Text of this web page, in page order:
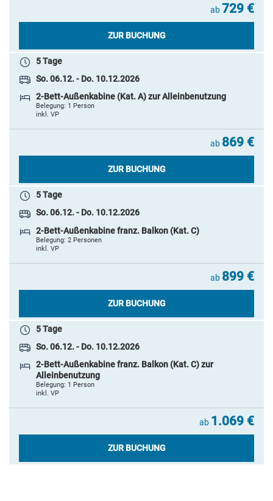
ab729 €
ZUR BUCHUNG
5 Tage
So. 06.12. - Do. 10.12.2026
2-Bett-Außenkabine (Kat. A) zur Alleinbenutzung
Belegung: 1 Person
inkl. VP
ab 869 €
ZUR BUCHUNG
5 Tage
So. 06.12. - Do. 10.12.2026
2-Bett-Außenkabine franz. Balkon (Kat. C)
Belegung: 2 Personen
inkl. VP
ab 899 €
ZUR BUCHUNG
5 Tage
So. 06.12. - Do. 10.12.2026
2-Bett-Außenkabine franz. Balkon (Kat. C) zur
Alleinbenutzung
Belegung: 1 Person
inkl. VP
ab 1.069 €
ZUR BUCHUNG